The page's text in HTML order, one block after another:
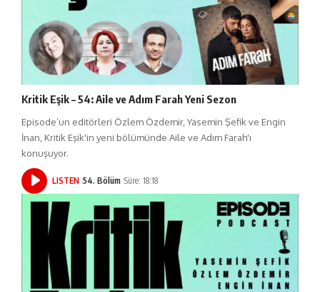
Kritik Eşik – 54: Aile ve Adım Farah Yeni Sezon
Episode’un editörleri Özlem Özdemir, Yasemin Şefik ve Engin
İnan, Kritik Eşik'in yeni bölümünde Aile ve Adım Farah'ı
konuşuyor.
LISTEN 54. Bölüm Süre: 18:18